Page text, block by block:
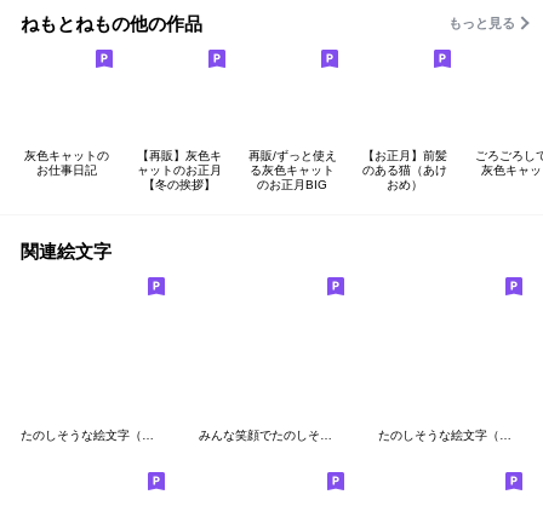
ねもとねもの他の作品 もっと見る
灰色キャットの
お仕事日記
【再販】灰色キ
ャットのお正月
【冬の挨拶】
再販/ずっと使え
る灰色キャット
のお正月BIG
【お正月】前髪
のある猫（あけ
おめ）
ごろごろし
灰色キャ
関連絵文字